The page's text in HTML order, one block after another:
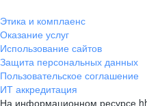
Этика и комплаенс
Оказание услуг
Использование сайтов
Защита персональных данных
Пользовательское соглашение
ИТ аккредитация
На информационном ресурсе